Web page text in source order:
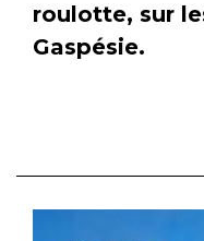
roulotte, sur
Gaspésie.